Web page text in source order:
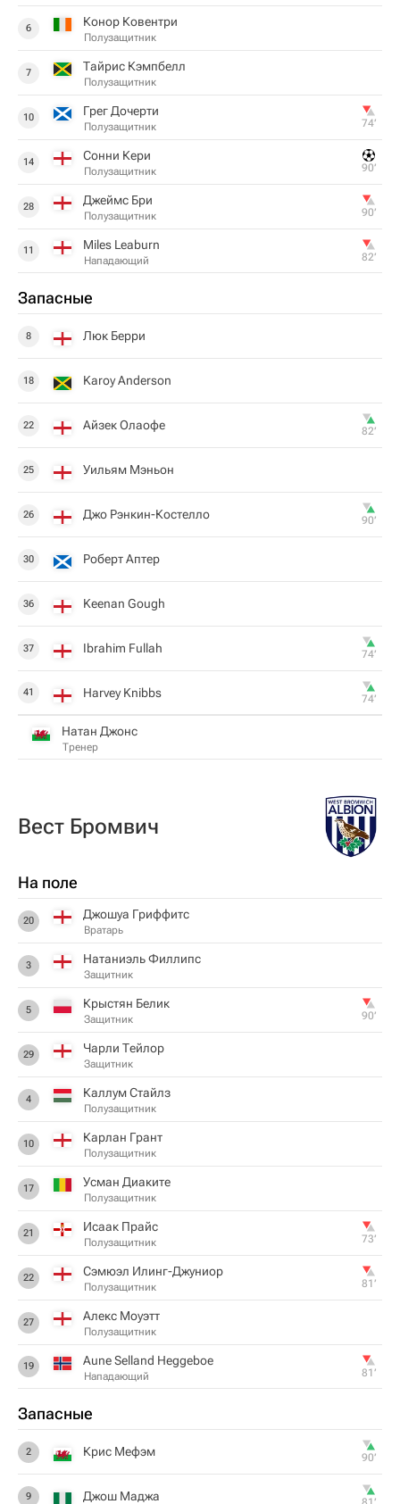
6 Конор Ковентри
Полузащитник
7 Тайрис Кэмпбелл
Полузащитник
10 Грег Дочерти
Полузащитник 74‎’‎
14 Сонни Кери
Полузащитник 90‎’‎
28 Джеймс Бри
Полузащитник 90‎’‎
11 Miles Leaburn
Нападающий 82‎’‎
Запасные
8 Люк Берри
18 Karoy Anderson
22 Айзек Олаофе 82‎’‎
25 Уильям Мэньон
26 Джо Рэнкин-Костелло 90‎’‎
30 Роберт Аптер
36 Keenan Gough
37 Ibrahim Fullah 74‎’‎
41 Harvey Knibbs 74‎’‎
Натан Джонс
Тренер
Вест Бромвич
На поле
20 Джошуа Гриффитс
Вратарь
3 Натаниэль Филлипс
Защитник
5 Крыстян Белик
Защитник 90‎’‎
29 Чарли Тейлор
Защитник
4 Каллум Стайлз
Полузащитник
10 Карлан Грант
Полузащитник
17 Усман Диаките
Полузащитник
21 Исаак Прайс
Полузащитник 73‎’‎
22 Сэмюэл Илинг-Джуниор
Полузащитник 81‎’‎
27 Алекс Моуэтт
Полузащитник
19 Aune Selland Heggeboe
Нападающий 81‎’‎
Запасные
2 Крис Мефэм 90‎’‎
9 Джош Маджа